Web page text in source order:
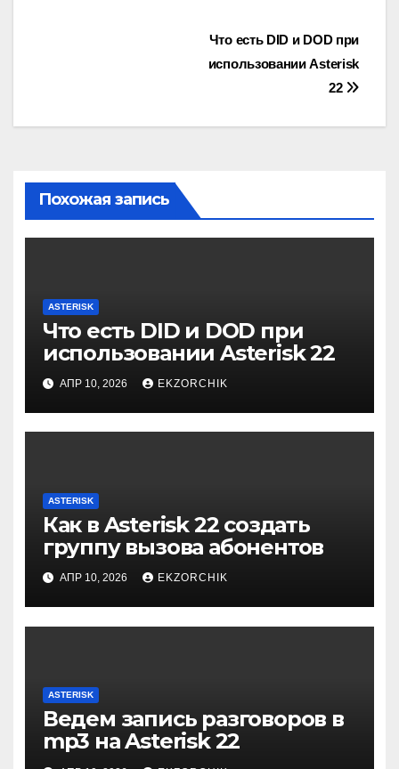
записям
Что есть DID и DOD при
использовании Asterisk
22
Похожая запись
ASTERISK
Что есть DID и DOD при
использовании Asterisk 22
АПР 10, 2026 EKZORCHIK
ASTERISK
Как в Asterisk 22 создать
группу вызова абонентов
АПР 10, 2026 EKZORCHIK
ASTERISK
Ведем запись разговоров в
mp3 на Asterisk 22